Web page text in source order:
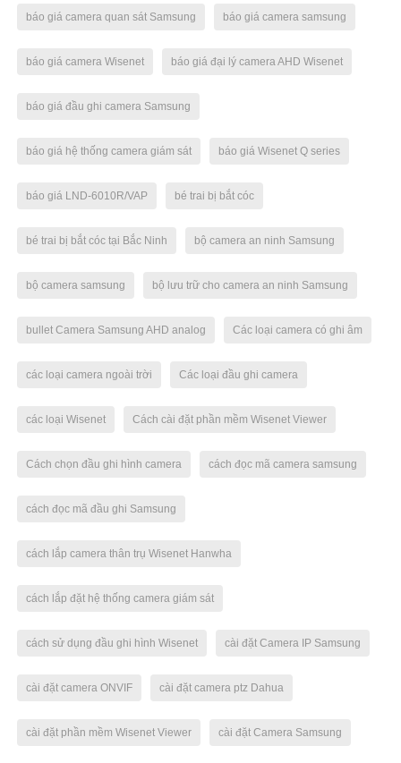
báo giá camera quan sát Samsung báo giá camera samsung
báo giá camera Wisenet báo giá đại lý camera AHD Wisenet
báo giá đầu ghi camera Samsung
báo giá hệ thống camera giám sát báo giá Wisenet Q series
báo giá LND-6010R/VAP bé trai bị bắt cóc
bé trai bị bắt cóc tại Bắc Ninh bộ camera an ninh Samsung
bộ camera samsung bộ lưu trữ cho camera an ninh Samsung
bullet Camera Samsung AHD analog Các loại camera có ghi âm
các loại camera ngoài trời Các loại đầu ghi camera
các loại Wisenet Cách cài đặt phần mềm Wisenet Viewer
Cách chọn đầu ghi hình camera cách đọc mã camera samsung
cách đọc mã đầu ghi Samsung
cách lắp camera thân trụ Wisenet Hanwha
cách lắp đặt hệ thống camera giám sát
cách sử dụng đầu ghi hình Wisenet cài đặt Camera IP Samsung
cài đặt camera ONVIF cài đặt camera ptz Dahua
cài đặt phần mềm Wisenet Viewer cài đặt Camera Samsung